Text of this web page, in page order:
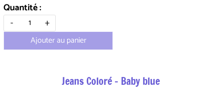
Quantité :
-
+
Ajouter au panier
Jeans Coloré - Baby blue